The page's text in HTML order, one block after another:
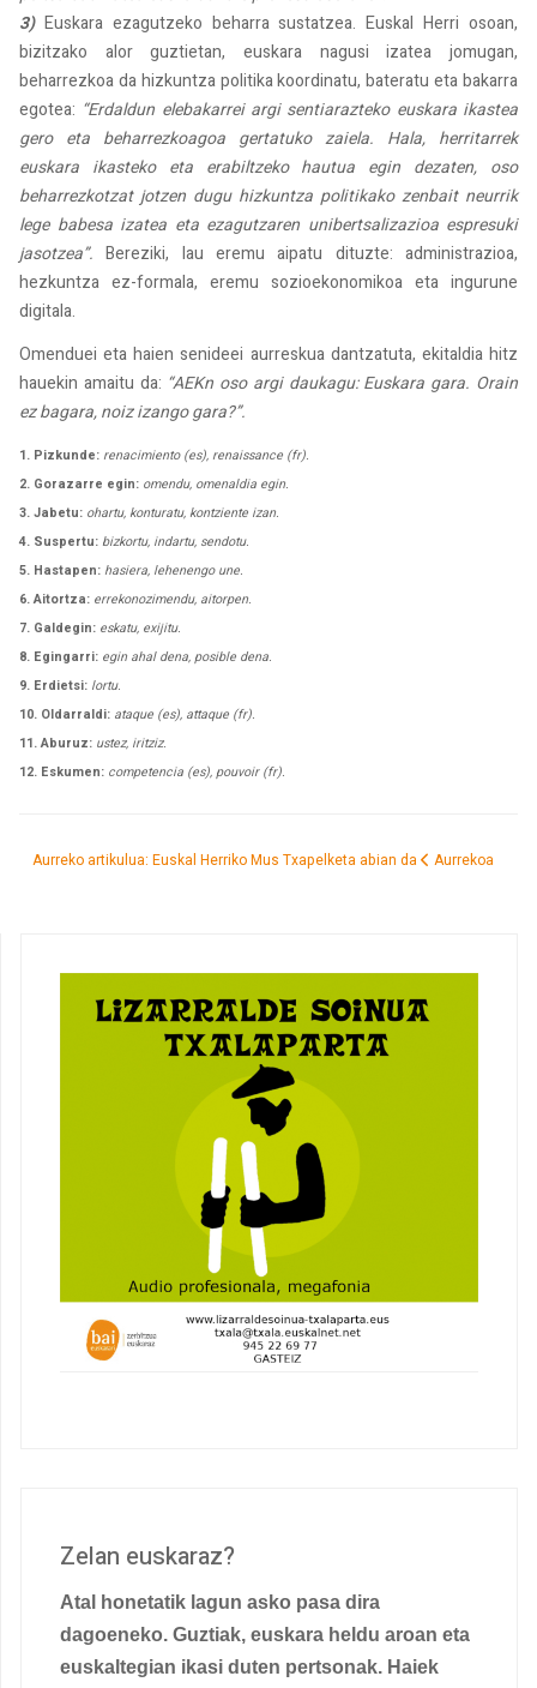
3)Euskara ezagutzeko beharra sustatzea. Euskal Herri osoan,
bizitzako alor guztietan, euskara nagusi izatea jomugan,
beharrezkoa da hizkuntza politika koordinatu, bateratu eta bakarra
egotea: “Erdaldun elebakarrei argi sentiarazteko euskara ikastea
gero eta beharrezkoagoa gertatuko zaiela. Hala, herritarrek
euskara ikasteko eta erabiltzeko hautua egin dezaten, oso
beharrezkotzat jotzen dugu hizkuntza politikako zenbait neurrik
lege babesa izatea eta ezagutzaren unibertsalizazioa espresuki
jasotzea”. Bereziki, lau eremu aipatu dituzte: administrazioa,
hezkuntza ez-formala, eremu sozioekonomikoa eta ingurune
digitala.
Omenduei eta haien senideei aurreskua dantzatuta, ekitaldia hitz
hauekin amaitu da: “AEKn oso argi daukagu: Euskara gara. Orain
ez bagara, noiz izango gara?”.
1. Pizkunde: renacimiento (es), renaissance (fr).
2. Gorazarre egin: omendu, omenaldia egin.
3. Jabetu: ohartu, konturatu, kontziente izan.
4. Suspertu: bizkortu, indartu, sendotu.
5. Hastapen: hasiera, lehenengo une.
6. Aitortza: errekonozimendu, aitorpen.
7. Galdegin: eskatu, exijitu.
8. Egingarri: egin ahal dena, posible dena.
9. Erdietsi: lortu.
10. Oldarraldi: ataque (es), attaque (fr).
11. Aburuz: ustez, iritziz.
12. Eskumen: competencia (es), pouvoir (fr).
Aurreko artikulua: Euskal Herriko Mus Txapelketa abian da Aurrekoa
Zelan euskaraz?
Atal honetatik lagun asko pasa dira
dagoeneko. Guztiak, euskara heldu aroan eta
euskaltegian ikasi duten pertsonak. Haiek